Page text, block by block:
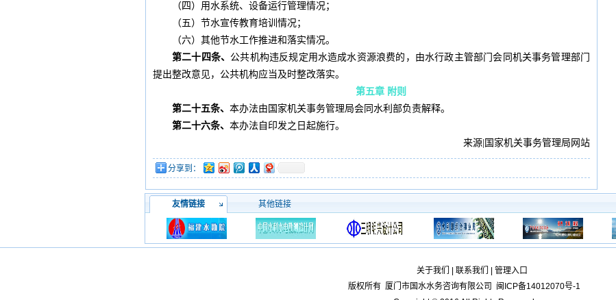
（四）用水系统、设备运行管理情况；
（五）节水宣传教育培训情况；
（六）其他节水工作推进和落实情况。
第二十四条、 公共机构违反规定用水造成水资源浪费的，由水行政主管部门会同机关事务管理部门
提出整改意见，公共机构应当及时整改落实。
第五章 附则
第二十五条、本办法由国家机关事务管理局会同水利部负责解释。
第二十六条、本办法自印发之日起施行。
来源|国家机关事务管理局网站
分享到：
友情链接 其他链接
关于我们 联系我们
管理入口
版权所有 厦门市国水水务咨询有限公司
闽ICP备14012070号-1